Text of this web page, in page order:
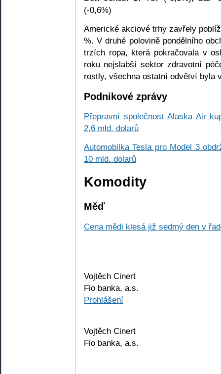
(-0,6%)
Americké akciové trhy zavřely
%. V druhé polovině pondělního
trzích ropa, která pokračovala v
roku nejslabší sektor zdravotní
rostly, všechna ostatní odvětví byla
Podnikové zprávy
Přepravní společnost Alaska Air
2,6 mld. dolarů
Automobilka Tesla pro Model 3
10 mld. dolarů
Komodity
Měď
Cena mědi klesá již sedmý den v
Vojtěch Cinert
Fio banka, a.s.
Prohlášení
Vojtěch Cinert
Fio banka, a.s.